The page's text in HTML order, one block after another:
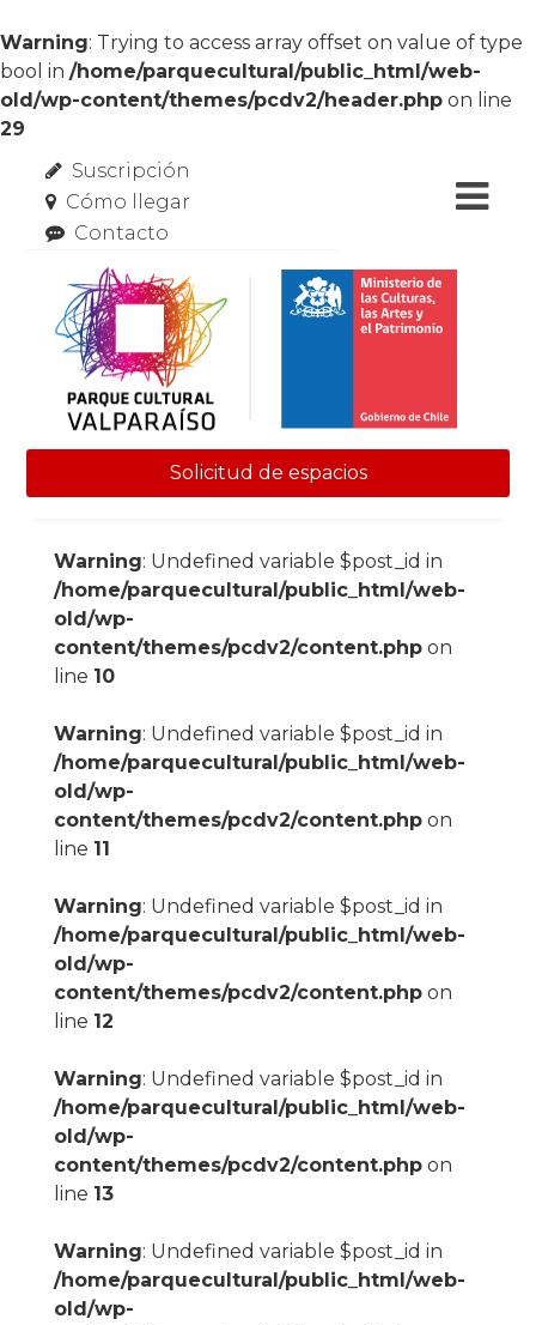
Warning: Trying to access array offset on value of type
bool in /home/parquecultural/public_html/web-
old/wp-content/themes/pcdv2/header.php on line
29
Suscripción
Cómo llegar
Contacto
Solicitud de espacios
Warning: Undefined variable $post_id in
/home/parquecultural/public_html/web-
old/wp-
content/themes/pcdv2/content.phpon
line 10
Warning: Undefined variable $post_id in
/home/parquecultural/public_html/web-
old/wp-
content/themes/pcdv2/content.phpon
line 11
Warning: Undefined variable $post_id in
/home/parquecultural/public_html/web-
old/wp-
content/themes/pcdv2/content.phpon
line 12
Warning: Undefined variable $post_id in
/home/parquecultural/public_html/web-
old/wp-
content/themes/pcdv2/content.phpon
line 13
Warning: Undefined variable $post_id in
/home/parquecultural/public_html/web-
old/wp-